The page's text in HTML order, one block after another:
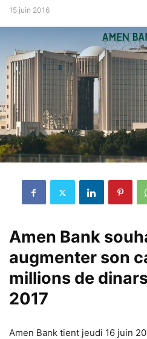
15 juin 2016
Amen Bank
augmenter son
millions de
2017
Amen Bank tient jeudi 16 juin